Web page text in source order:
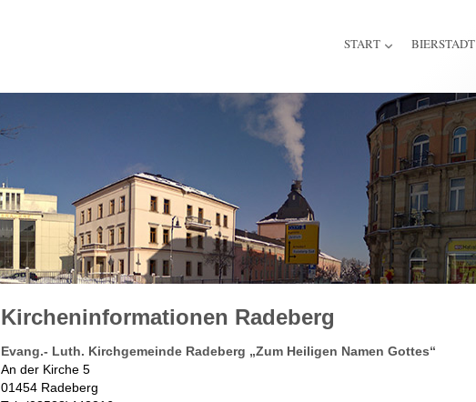
START BIERSTADT
Kircheninformationen Radeberg
Evang.- Luth. Kirchgemeinde Radeberg „Zum Heiligen Namen Gottes“
An der Kirche 5
01454 Radeberg